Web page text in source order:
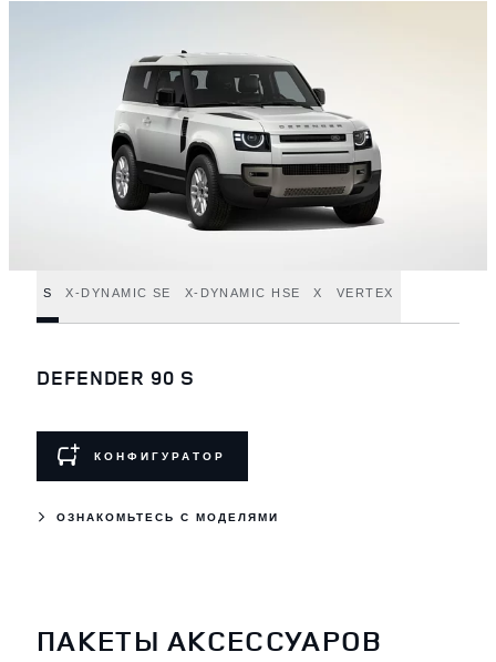
S X-DYNAMIC SE X-DYNAMIC HSE X VERTEX
DEFENDER 90 S
КОНФИГУРАТОР
ОЗНАКОМЬТЕСЬ С МОДЕЛЯМИ
ПАКЕТЫ АКСЕССУАРОВ